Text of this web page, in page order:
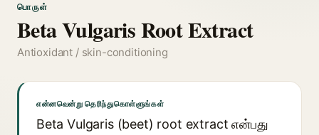
பொருள்
Beta Vulgaris Root Extract
Antioxidant / skin-conditioning
என்னவென்று தெரிந்துகொள்ளுங்கள்
Beta Vulgaris (beet) root extract என்பது